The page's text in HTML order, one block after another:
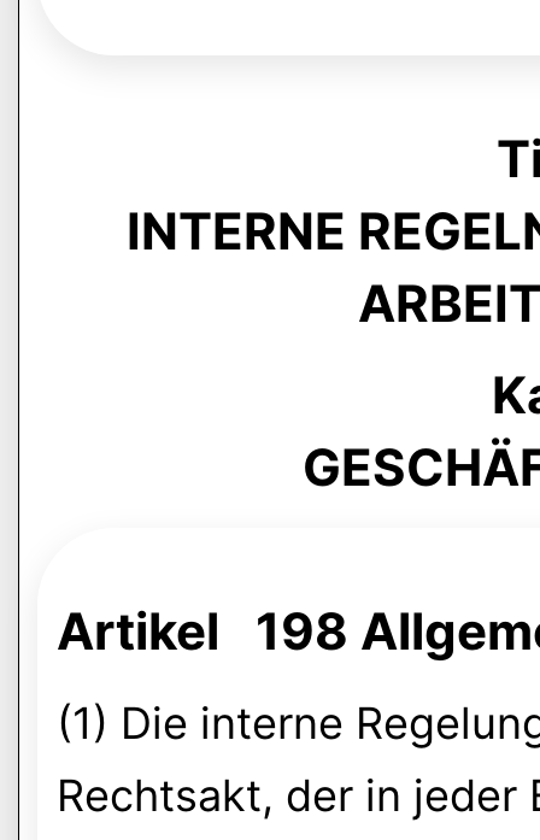
INTERNE
Artikel 198
(1) Die interne
Rechtsakt, der in jeder